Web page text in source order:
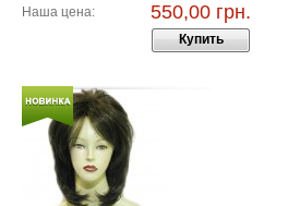
Наша цена: 550,00 грн.
Купить